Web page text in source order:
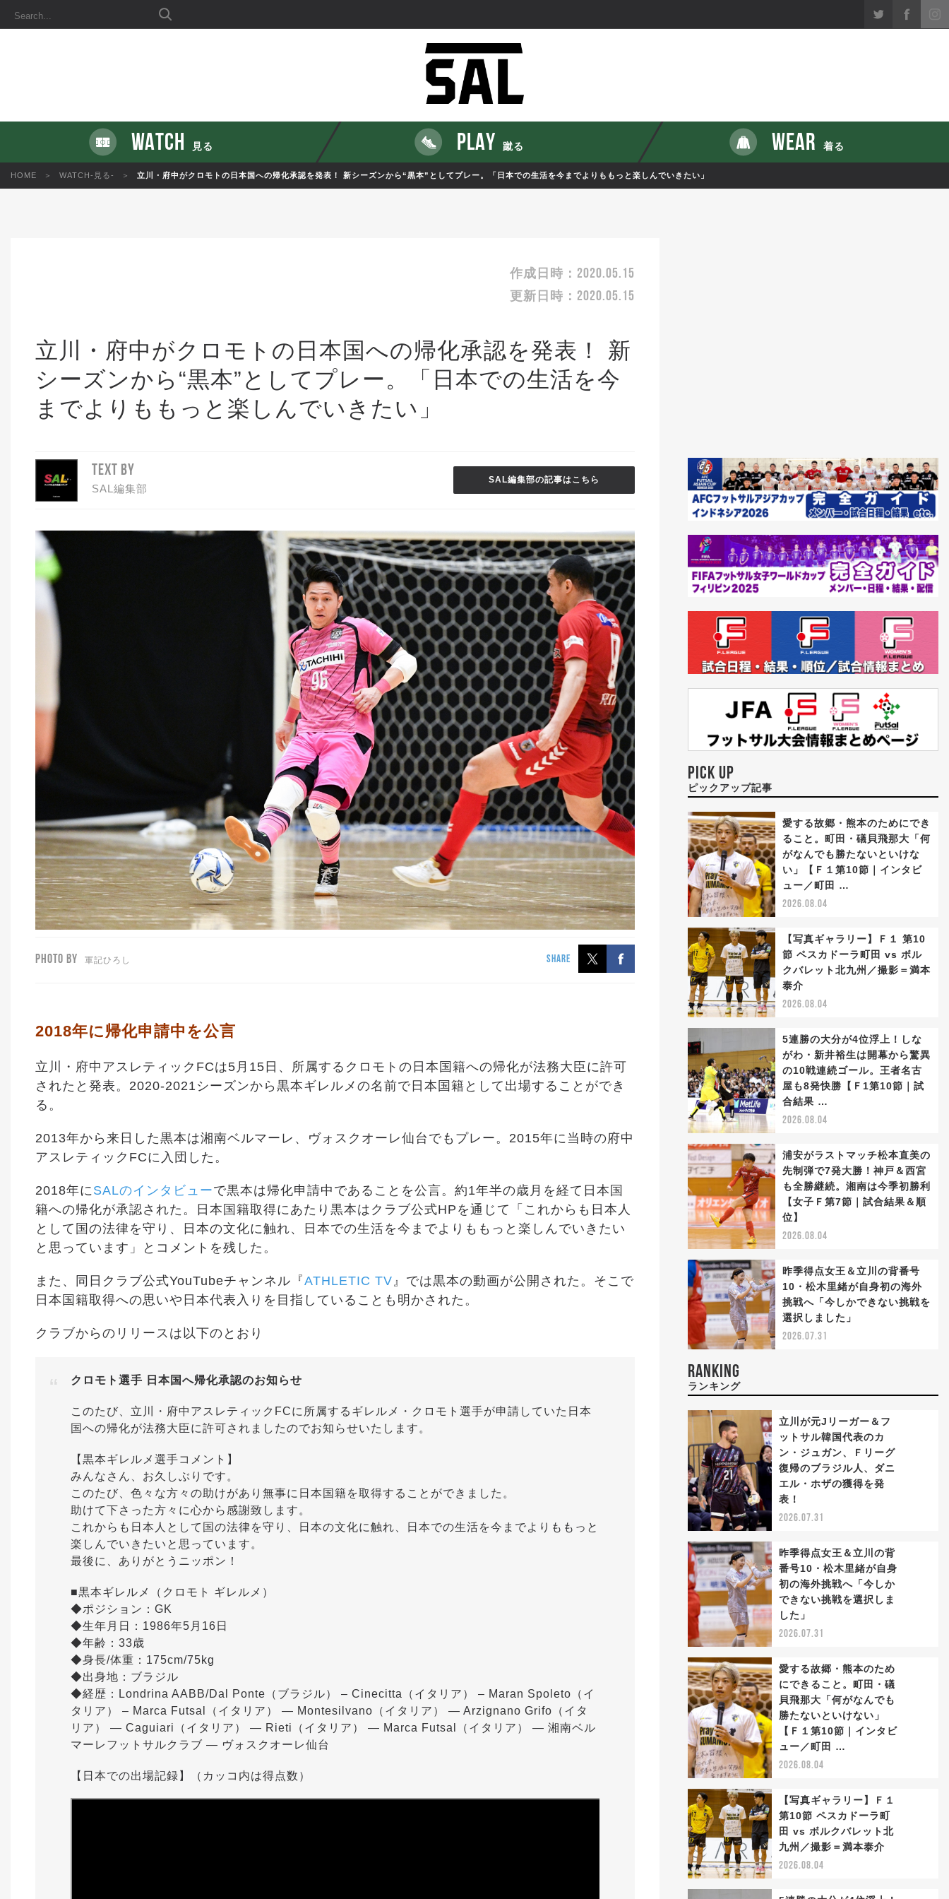
WATCH 見る PLAY 蹴る WEAR 着る
HOME WATCH-見る- 立川・府中がクロモトの日本国への帰化承認を発表！ 新シーズンから“黒本”としてプレー。「日本での生活を今までよりももっと楽しんでいきたい」
作成日時： 2020.05.15
更新日時： 2020.05.15
立川・府中がクロモトの日本国への帰化承認を発表！ 新
シーズンから“黒本”としてプレー。「日本での生活を今
までよりももっと楽しんでいきたい」
TEXT BY
SAL編集部
SAL編集部の記事はこちら
PHOTO BY 軍記ひろし SHARE
2018年に帰化申請中を公言
立川・府中アスレティックFCは5月15日、所属するクロモトの日本国籍への帰化が法務大臣に許可
されたと発表。2020-2021シーズンから黒本ギレルメの名前で日本国籍として出場することができ
る。
2013年から来日した黒本は湘南ベルマーレ、ヴォスクオーレ仙台でもプレー。2015年に当時の府中
アスレティックFCに入団した。
2018年にSALのインタビューで黒本は帰化申請中であることを公言。約1年半の歳月を経て日本国
籍への帰化が承認された。日本国籍取得にあたり黒本はクラブ公式HPを通じて「これからも日本人
として国の法律を守り、日本の文化に触れ、日本での生活を今までよりももっと楽しんでいきたい
と思っています」とコメントを残した。
また、同日クラブ公式YouTubeチャンネル『ATHLETIC TV』では黒本の動画が公開された。そこで
日本国籍取得への思いや日本代表入りを目指していることも明かされた。
クラブからのリリースは以下のとおり
クロモト選手 日本国へ帰化承認のお知らせ
このたび、立川・府中アスレティックFCに所属するギレルメ・クロモト選手が申請していた日本
国への帰化が法務大臣に許可されましたのでお知らせいたします。
【黒本ギレルメ選手コメント】
みんなさん、お久しぶりです。
このたび、色々な方々の助けがあり無事に日本国籍を取得することができました。
助けて下さった方々に心から感謝致します。
これからも日本人として国の法律を守り、日本の文化に触れ、日本での生活を今までよりももっと
楽しんでいきたいと思っています。
最後に、ありがとうニッポン！
■黒本ギレルメ（クロモト ギレルメ）
◆ポジション：GK
◆生年月日：1986年5月16日
◆年齢：33歳
◆身長/体重：175cm/75kg
◆出身地：ブラジル
◆経歴：Londrina AABB/Dal Ponte（ブラジル） – Cinecitta（イタリア） – Maran Spoleto（イ
タリア） – Marca Futsal（イタリア） ― Montesilvano（イタリア） ― Arzignano Grifo（イタ
リア） ― Caguiari（イタリア） ― Rieti（イタリア） ― Marca Futsal（イタリア） ― 湘南ベル
マーレフットサルクラブ ― ヴォスクオーレ仙台
【日本での出場記録】（カッコ内は得点数）
PICK UP
ピックアップ記事
愛する故郷・熊本のためにでき
ること。町田・礒貝飛那大「何
がなんでも勝たないといけな
い」【Ｆ１第10節｜インタビ
ュー／町田 …
2026.08.04
【写真ギャラリー】Ｆ１ 第10
節 ペスカドーラ町田 vs ボル
クバレット北九州／撮影＝満本
泰介
2026.08.04
5連勝の大分が4位浮上！しな
がわ・新井裕生は開幕から驚異
の10戦連続ゴール。王者名古
屋も8発快勝【Ｆ1第10節｜試
合結果 …
2026.08.04
浦安がラストマッチ松本直美の
先制弾で7発大勝！神戸＆西宮
も全勝継続。湘南は今季初勝利
【女子Ｆ第7節｜試合結果＆順
位】
2026.08.04
昨季得点女王＆立川の背番号
10・松木里緒が自身初の海外
挑戦へ「今しかできない挑戦を
選択しました」
2026.07.31
RANKING
ランキング
立川が元Jリーガー＆フ
ットサル韓国代表のカ
ン・ジュガン、Ｆリーグ
復帰のブラジル人、ダニ
エル・ホザの獲得を発
表！
2026.07.31
昨季得点女王＆立川の背
番号10・松木里緒が自身
初の海外挑戦へ「今しか
できない挑戦を選択しま
した」
2026.07.31
愛する故郷・熊本のため
にできること。町田・礒
貝飛那大「何がなんでも
勝たないといけない」
【Ｆ１第10節｜インタビ
ュー／町田 …
2026.08.04
【写真ギャラリー】Ｆ１
第10節 ペスカドーラ町
田 vs ボルクバレット北
九州／撮影＝満本泰介
2026.08.04